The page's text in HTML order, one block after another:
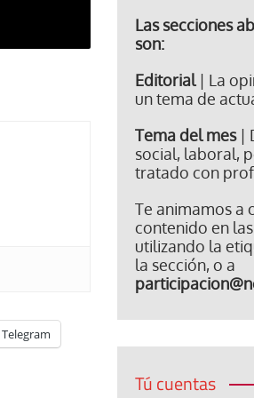
Telegram
Las secciones
son:
Editorial| La
un tema de
Tema del mes|
social, laboral,
tratado con
Te animamos a
contenido en las
utilizando la
la sección, o a
Tú cuentas